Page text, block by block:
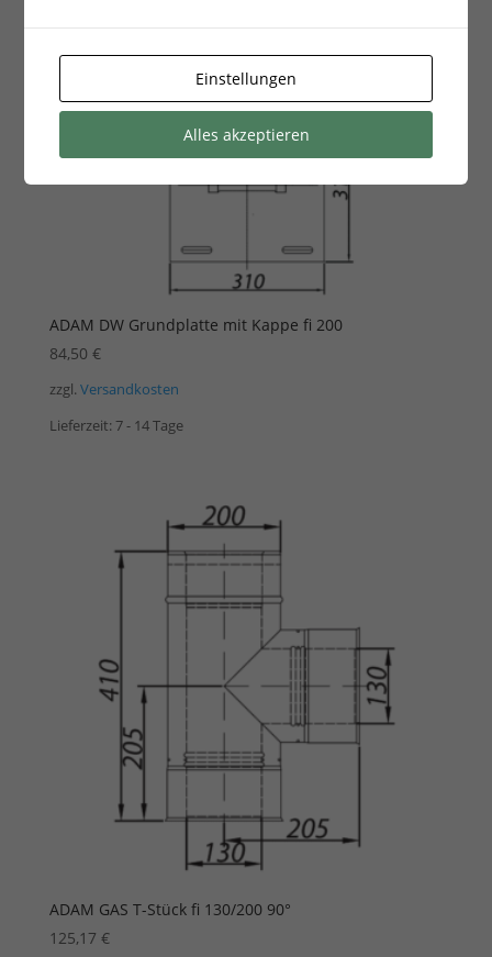
ADAM DW Grundplatte mit Kappe fi 200
84,50 €
zzgl. Versandkosten
Lieferzeit: 7 - 14 Tage
ADAM GAS T-Stück fi 130/200 90°
125,17 €
Einstellungen
Alles akzeptieren